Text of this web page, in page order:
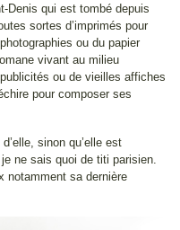
Denis qui est tombé depuis
sortes d’imprimés pour
ou du papier
vivant au milieu
ou de vieilles affiches
pour composer ses
sinon qu’elle est
ne sais quoi de titi parisien.
notamment sa dernière